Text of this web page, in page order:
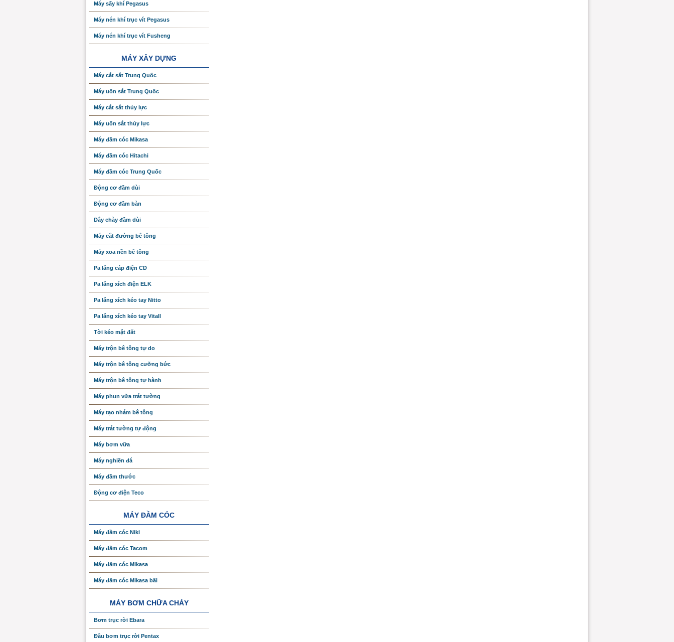
Máy sấy khí Pegasus
Máy nén khí trục vít Pegasus
Máy nén khí trục vít Fusheng
MÁY XÂY DỰNG
Máy cắt sắt Trung Quốc
Máy uốn sắt Trung Quốc
Máy cắt sắt thủy lực
Máy uốn sắt thủy lực
Máy đầm cóc Mikasa
Máy đầm cóc Hitachi
Máy đầm cóc Trung Quốc
Động cơ đầm dùi
Động cơ đầm bàn
Dây chày đầm dùi
Máy cắt đường bê tông
Máy xoa nền bê tông
Pa lăng cáp điện CD
Pa lăng xích điện ELK
Pa lăng xích kéo tay Nitto
Pa lăng xích kéo tay Vitall
Tời kéo mặt đất
Máy trộn bê tông tự do
Máy trộn bê tông cưỡng bức
Máy trộn bê tông tự hành
Máy phun vữa trát tường
Máy tạo nhám bê tông
Máy trát tường tự động
Máy bơm vữa
Máy nghiền đá
Máy đầm thước
Động cơ điện Teco
MÁY ĐẦM CÓC
Máy đầm cóc Niki
Máy đầm cóc Tacom
Máy đầm cóc Mikasa
Máy đầm cóc Mikasa bãi
MÁY BƠM CHỮA CHÁY
Bơm trục rời Ebara
Đầu bơm trục rời Pentax